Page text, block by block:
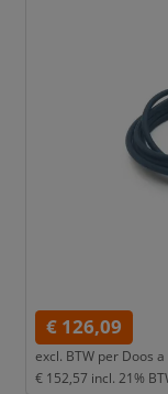
€ 126,09
excl. BTW per Doos a
€ 152,57 incl. 21%